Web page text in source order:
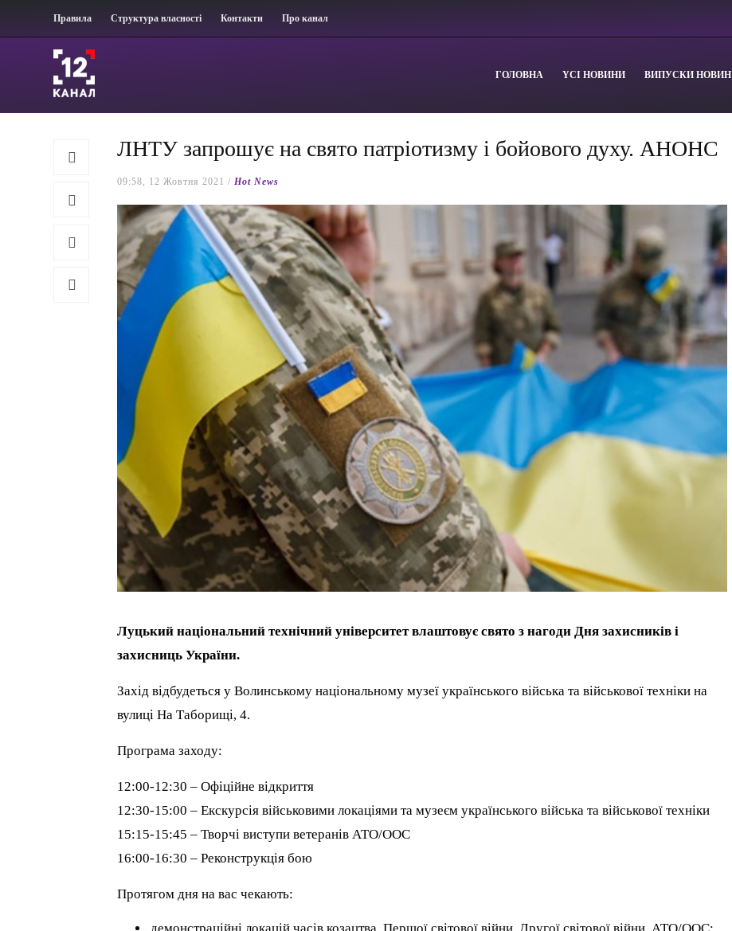
Правила Структура власності Контакти Про канал
ГОЛОВНА YСІ НОВИНИ ВИПУСКИ НОВИН
ЛНТУ запрошує на свято патріотизму і бойового духу. АНОНС
09:58, 12 Жовтня 2021 /Hot News
Луцький національний технічний університет влаштовує свято з нагоди Дня захисників і
захисниць України.
Захід відбудеться у Волинському національному музеї українського війська та військової техніки на
вулиці На Таборищі, 4.
Програма заходу:
12:00-12:30 – Офіційне відкриття
12:30-15:00 – Екскурсія військовими локаціями та музеєм українського війська та військової техніки
15:15-15:45 – Творчі виступи ветеранів АТО/ООС
16:00-16:30 – Реконструкція бою
Протягом дня на вас чекають: